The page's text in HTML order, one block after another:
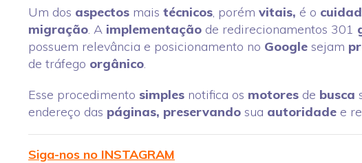
Um dos aspectos mais técnicos, porém vitais, é o
migração. A implementação de redirecionamentos 301
possuem relevância e posicionamento no Google sejam
de tráfego orgânico.
Esse procedimento simples notifica os motores de busca
endereço das páginas, preservando sua autoridade e
Siga-nos no INSTAGRAM